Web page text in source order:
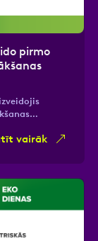
pirmo
vairāk